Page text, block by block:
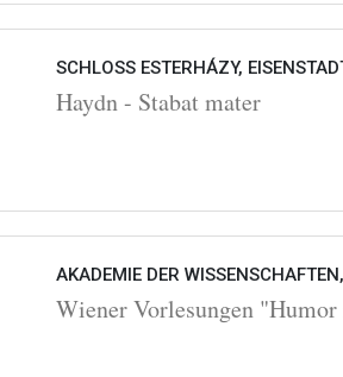
SCHLOSS ESTERHÁZY,
Haydn - Stabat mater
AKADEMIE DER
Wiener Vorlesungen